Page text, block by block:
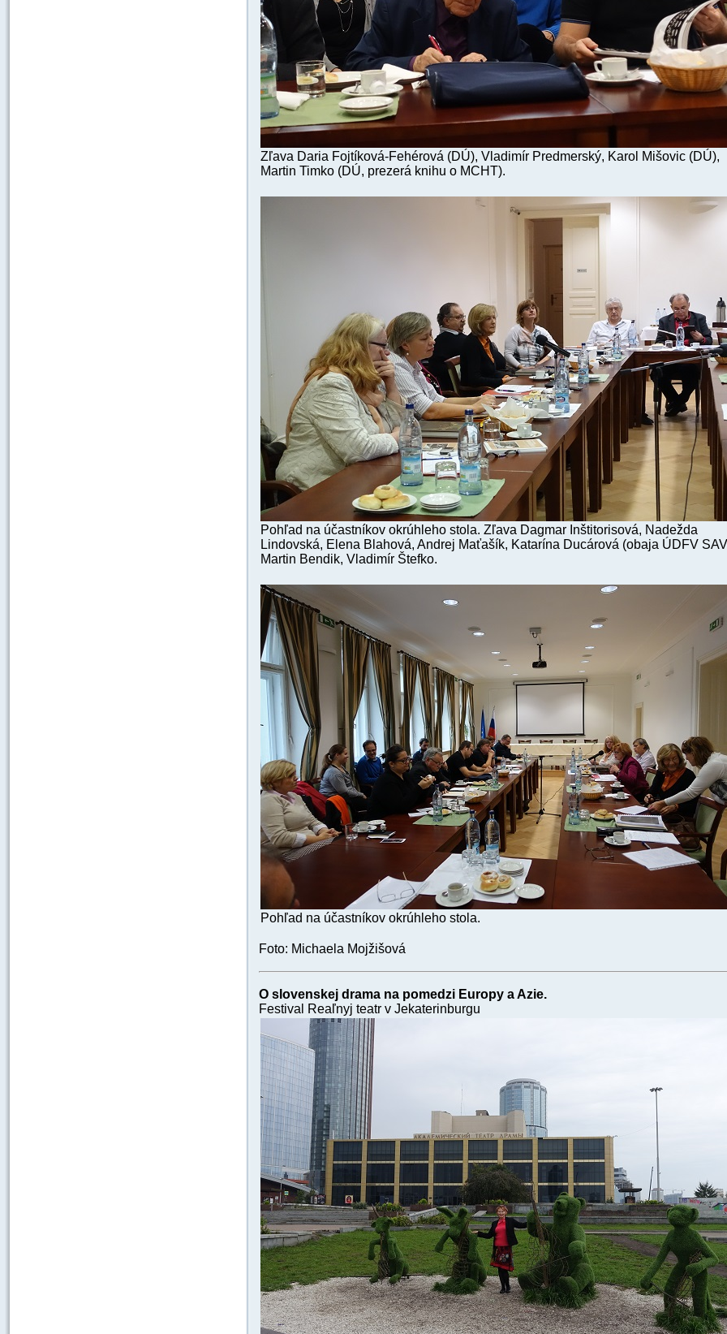
Zľava Daria Fojtíková-Fehérová (DÚ), Vladimír Predmerský, Karol Mišovic (DÚ),
Martin Timko (DÚ, prezerá knihu o MCHT).
Pohľad na účastníkov okrúhleho stola. Zľava Dagmar Inštitorisová, Nadežda
Lindovská, Elena Blahová, Andrej Maťašík, Katarína Ducárová (obaja ÚDFV
Martin Bendik, Vladimír Štefko.
Pohľad na účastníkov okrúhleho stola.
Foto: Michaela Mojžišová
O slovenskej drama na pomedzi Europy a Azie.
Festival Reaľnyj teatr v Jekaterinburgu